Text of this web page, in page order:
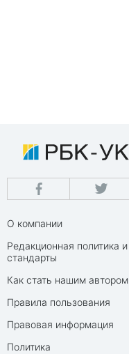
О компании
Редакционная политика и
стандарты
Как стать нашим автором
Правила пользования
Правовая информация
Политика